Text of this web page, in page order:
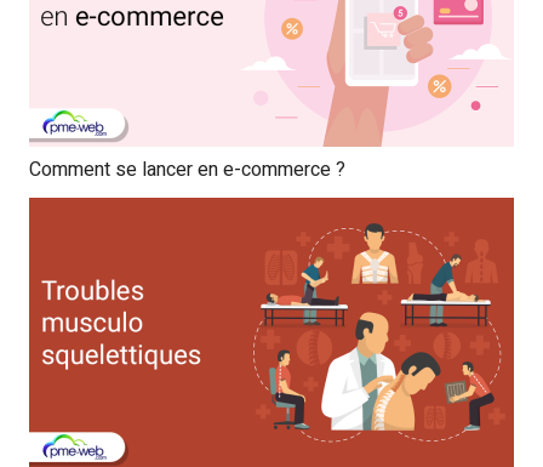
Comment se lancer en e-commerce ?